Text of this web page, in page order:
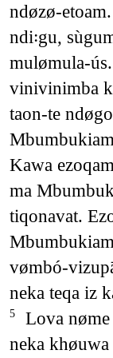
ndøzø-
ndi꞉gu,
mulømula-
vinivinimba
taon-te
Kawa
ma
tiqonavat.
vømbó-
neka teqa iz
5
Lova
neka khøuwa